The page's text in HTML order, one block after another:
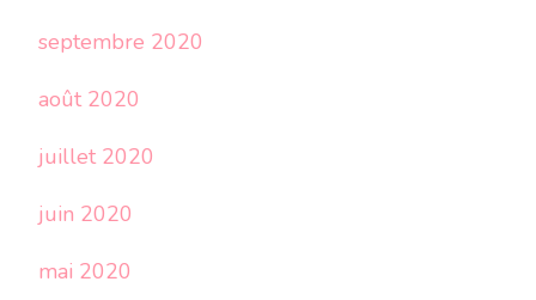
septembre 2020
août 2020
juillet 2020
juin 2020
mai 2020